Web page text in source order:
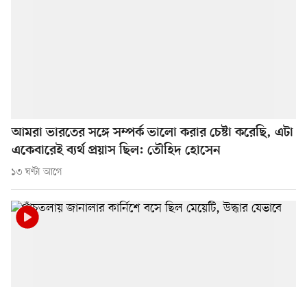
আমরা ভারতের সঙ্গে সম্পর্ক ভালো করার চেষ্টা করেছি, এটা
একেবারেই ব্যর্থ প্রয়াস ছিল: তৌহিদ হোসেন
১৩ ঘণ্টা আগে